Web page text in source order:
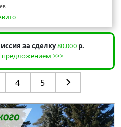
за сделку80.000 р.
предложением >>>
4 5